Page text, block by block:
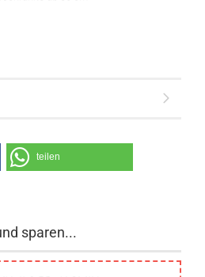
teilen
sparen...